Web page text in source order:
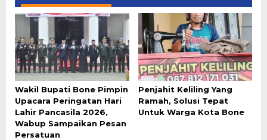
Wakil Bupati Bone Pimpin
Upacara Peringatan Hari
Lahir Pancasila 2026,
Wabup Sampaikan Pesan
Persatuan
Penjahit Keliling Yang
Ramah, Solusi Tepat
Untuk Warga Kota Bone